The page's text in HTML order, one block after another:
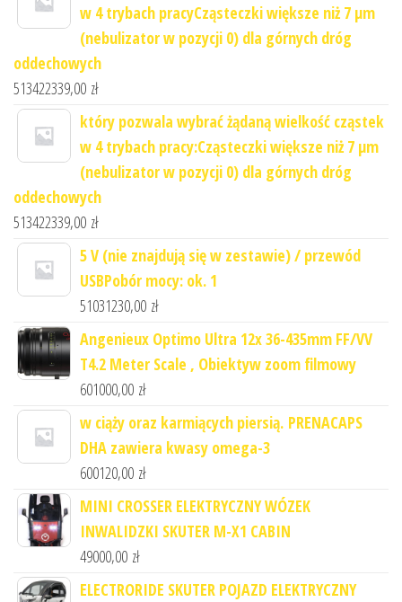
w 4 trybach pracyCząsteczki większe niż 7 μm
(nebulizator w pozycji 0) dla górnych dróg
oddechowych
513422339,00 zł
który pozwala wybrać żądaną wielkość cząstek
w 4 trybach pracy:Cząsteczki większe niż 7 μm
(nebulizator w pozycji 0) dla górnych dróg
oddechowych
513422339,00 zł
5 V (nie znajdują się w zestawie) / przewód
USBPobór mocy: ok. 1
51031230,00 zł
Angenieux Optimo Ultra 12x 36-435mm FF/VV
T4.2 Meter Scale , Obiektyw zoom filmowy
601000,00 zł
w ciąży oraz karmiących piersią. PRENACAPS
DHA zawiera kwasy omega-3
600120,00 zł
MINI CROSSER ELEKTRYCZNY WÓZEK
INWALIDZKI SKUTER M-X1 CABIN
49000,00 zł
ELECTRORIDE SKUTER POJAZD ELEKTRYCZNY